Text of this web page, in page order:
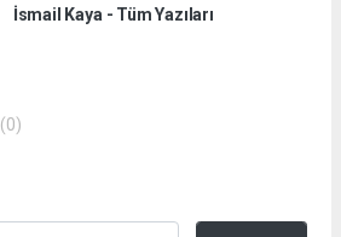
İsmail Kaya - Tüm Yazıları
(0)